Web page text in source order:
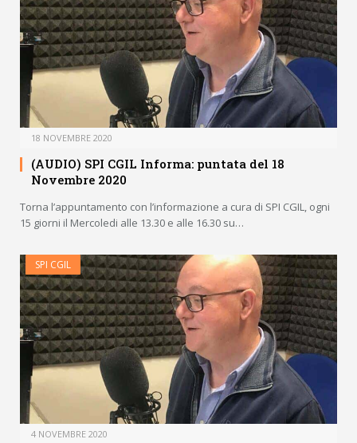
18 NOVEMBRE 2020
(AUDIO) SPI CGIL Informa: puntata del 18
Novembre 2020
Torna l’appuntamento con l’informazione a cura di SPI CGIL, ogni
15 giorni il Mercoledi alle 13.30 e alle 16.30 su…
SPI CGIL
4 NOVEMBRE 2020